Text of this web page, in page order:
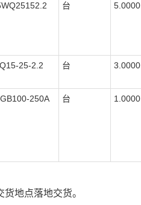
台 5.0000
25-2.2 台 3.0000
250A 台 1.0000
货地点落地交货。